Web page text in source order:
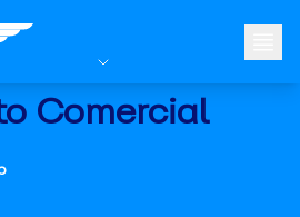
Comercial